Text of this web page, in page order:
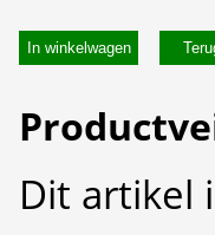
In winkelwagen
Dit artikel